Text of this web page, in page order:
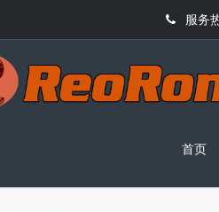
服务
首页